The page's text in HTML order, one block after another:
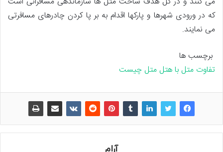
که در ورودی شهرها و پارکها اقدام به بر پا کردن چادرهای مسافرتی
می نمایند.
برچسب ها
تفاوت متل با هتلمتل چیست
آرام